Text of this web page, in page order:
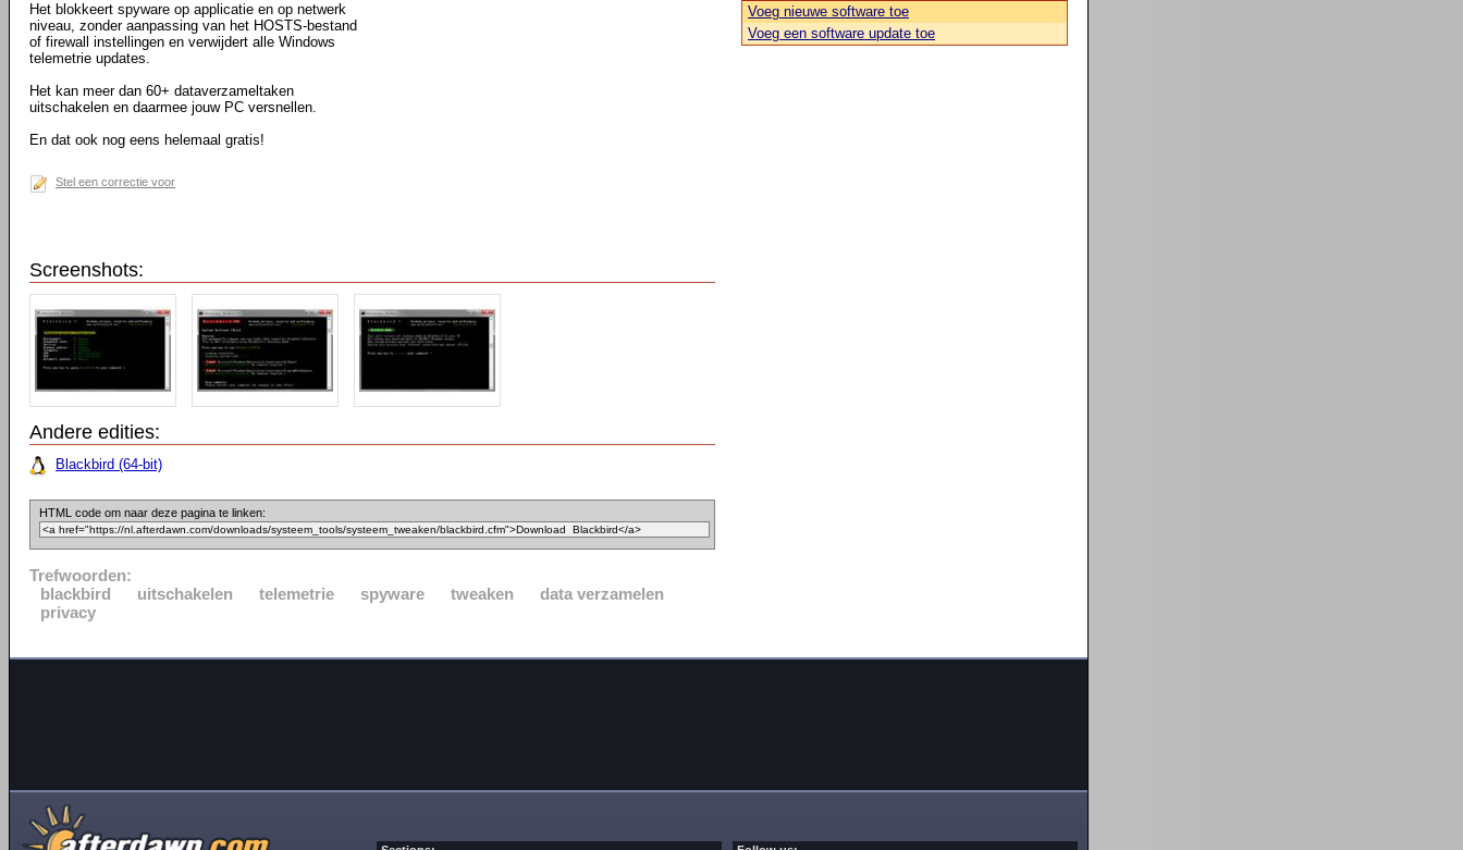
Het blokkeert spyware op applicatie en op netwerk
niveau, zonder aanpassing van het HOSTS-bestand
of firewall instellingen en verwijdert alle Windows
telemetrie updates.
Het kan meer dan 60+ dataverzameltaken
uitschakelen en daarmee jouw PC versnellen.
En dat ook nog eens helemaal gratis!
Stel een correctie voor
Screenshots:
Andere edities:
Blackbird (64-bit)
HTML code om naar deze pagina te linken:
Trefwoorden:
blackbird
uitschakelen telemetrie spyware tweaken
data verzamelen
privacy
Voeg nieuwe software toe
Voeg een software update toe